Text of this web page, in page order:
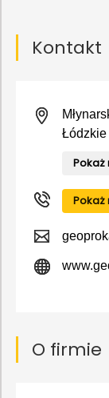
Kontakt
Łódzkie
Pokaż
Pokaż
O firmie